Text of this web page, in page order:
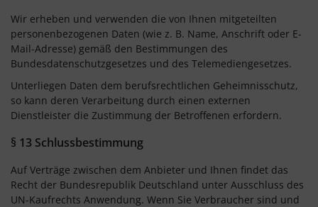
Wir erheben und verwenden die von Ihnen mitgeteilten
personenbezogenen Daten (wie z. B. Name, Anschrift oder E-
Mail-Adresse) gemäß den Bestimmungen des
Bundesdatenschutzgesetzes und des Telemediengesetzes.
Unterliegen Daten dem berufsrechtlichen Geheimnisschutz,
so kann deren Verarbeitung durch einen externen
Dienstleister die Zustimmung der Betroffenen erfordern.
§ 13 Schlussbestimmung
Auf Verträge zwischen dem Anbieter und Ihnen findet das
Recht der Bundesrepublik Deutschland unter Ausschluss des
UN-Kaufrechts Anwendung. Wenn Sie Verbraucher sind und